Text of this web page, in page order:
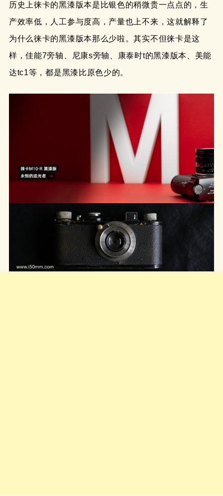
历史上徕卡的黑漆版本是比银色的稍微贵一点点的，生
产效率低，人工参与度高，产量也上不来，这就解释了
为什么徕卡的黑漆版本那么少啦。其实不但徕卡是这
样，佳能7旁轴、尼康s旁轴、康泰时t的黑漆版本、美能
达tc1等，都是黑漆比原色少的。